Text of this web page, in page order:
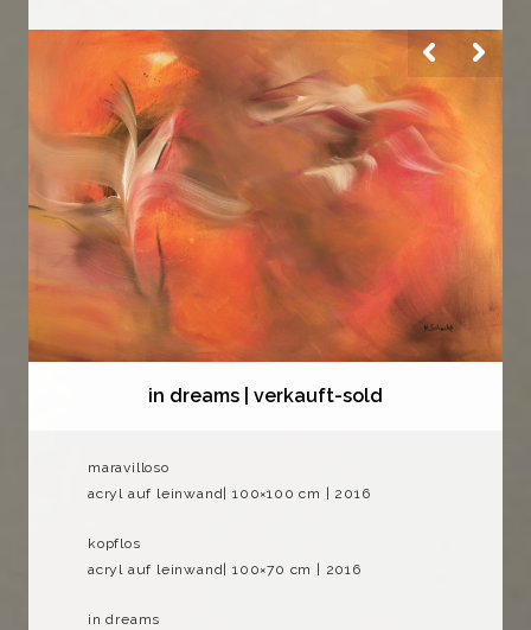
in dreams | verkauft-sold
maravilloso
acryl auf leinwand| 100×100 cm | 2016
kopflos
acryl auf leinwand| 100×70 cm | 2016
in dreams